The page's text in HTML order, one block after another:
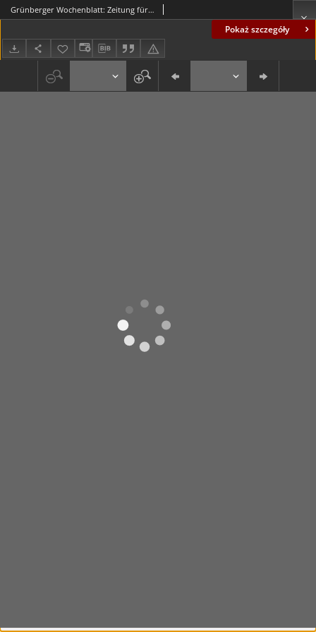
Pokaż szczegóły
Grünberger Wochenblatt: Zeitung für Stadt und Land, No. 149. ( 28./ 29. Juni 1930 )